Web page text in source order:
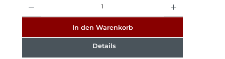
In den Warenkorb
Details